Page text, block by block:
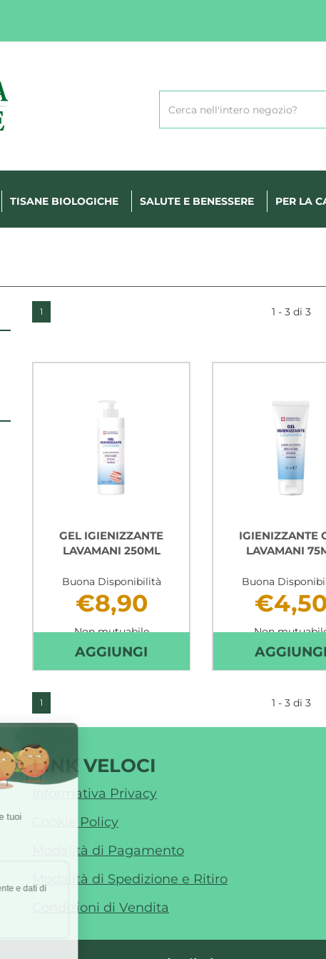
Prodotto
TISANE BIOLOGICHE SALUTE E BENESSERE PER LA
1 1 - 3 di 3
GEL IGIENIZZANTE
LAVAMANI 250ML
Buona Disponibilità
€8,90
Non mutuabile
AGGIUNGI
IGIENIZZANTE
CARRELLO
IGIENIZZANTE
LAVAMANI
Buona
€4,50
Non
AGGIUNGI
1 1 - 3 di 3
LINK VELOCI
Informativa Privacy
Cookie Policy
Modalità di Pagamento
Modalità di Spedizione e Ritiro
Condizioni di Vendita